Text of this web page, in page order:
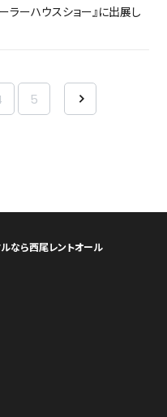
ーハウスショー』に出展し
5
ルなら西尾レントオール